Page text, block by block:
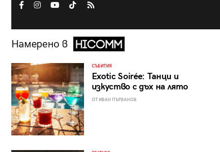
Намерено в
СЪБИТИЯ
Exotic Soirée: Танци и
изкуство с дъх на лято
ОТ ИВАН ПЪРВАНОВ